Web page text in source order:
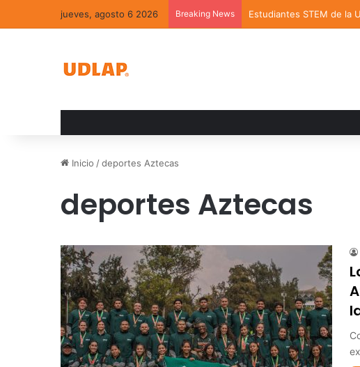
jueves, agosto 6 2026 Breaking News Estudiantes STEM de la
Inicio /deportes Aztecas
deportes Aztecas